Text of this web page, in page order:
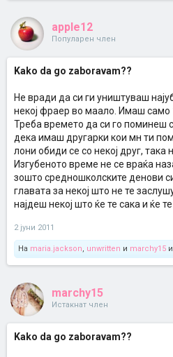
apple12
Популарен член
Kako da go zaboravam??
Не вради да си ги уништуваш
некој фраер во маало. Имаш само
Треба времето да си го поминеш
дека имаш другарки кои мн ти
лони обиди се со некој друг, така
Изгубеното време не се враќа
зошто средношколските денови
главата за некој што не те
најдеш некој што ќе те сака и ќе
2 јуни 2011
На maria.jackson, unwritten и marchy15
marchy15
Истакнат член
Kako da go zaboravam??